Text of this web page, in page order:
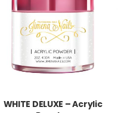
WHITE DELUXE – Acrylic